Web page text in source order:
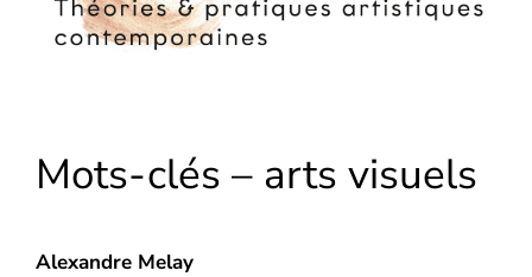
Mots-clés – arts visuels
Alexandre Melay